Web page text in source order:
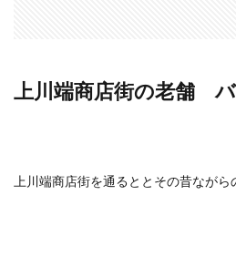
上川端商店街の老舗
上川端商店街を通るととその昔なが